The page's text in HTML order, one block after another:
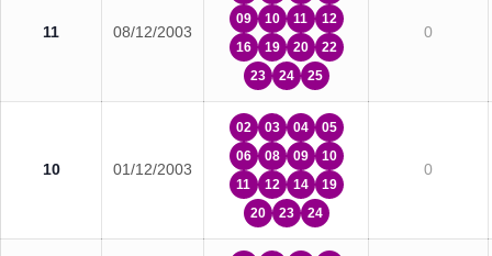
11 08/12/2003
09
10 11
12
16
19 20
22
23
24 25
0
10 01/12/2003
02 03 04
05
06
08 09
10
11
12 14
19
20
23 24
0